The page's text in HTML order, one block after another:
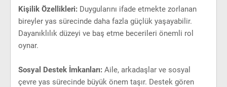
Kişilik Özellikleri: Duygularını ifade etmekte zorlanan
bireyler yas sürecinde daha fazla güçlük yaşayabilir.
Dayanıklılık düzeyi ve baş etme becerileri önemli rol
oynar.
Sosyal Destek İmkanları: Aile, arkadaşlar ve sosyal
çevre yas sürecinde büyük önem taşır. Destek gören